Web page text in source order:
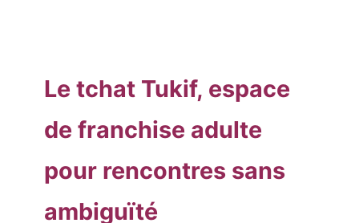
Le tchat Tukif, espace
de franchise adulte
pour rencontres sans
ambiguïté